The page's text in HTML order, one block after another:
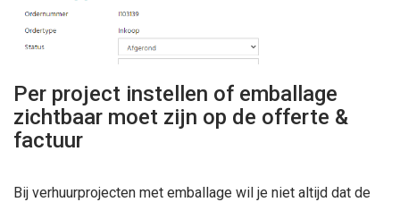
Per project instellen of emballage
zichtbaar moet zijn op de offerte &
factuur
Bij verhuurprojecten met emballage wil je niet altijd dat de